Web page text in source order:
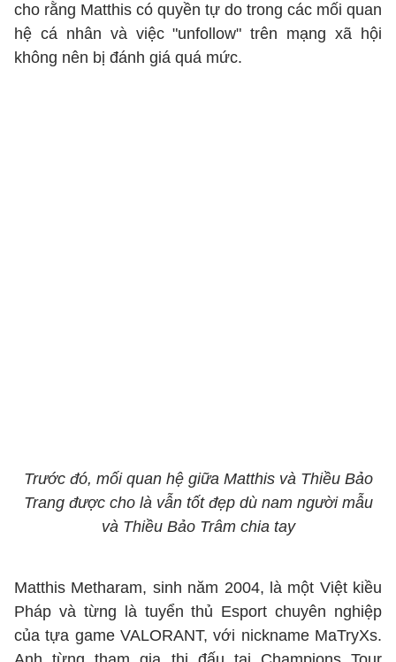
cho rằng Matthis có quyền tự do trong các mối quan
hệ cá nhân và việc "unfollow" trên mạng xã hội
không nên bị đánh giá quá mức.
Trước đó, mối quan hệ giữa Matthis và Thiều Bảo
Trang được cho là vẫn tốt đẹp dù nam người mẫu
và Thiều Bảo Trâm chia tay
Matthis Metharam, sinh năm 2004, là một Việt kiều
Pháp và từng là tuyển thủ Esport chuyên nghiệp
của tựa game VALORANT, với nickname MaTryXs.